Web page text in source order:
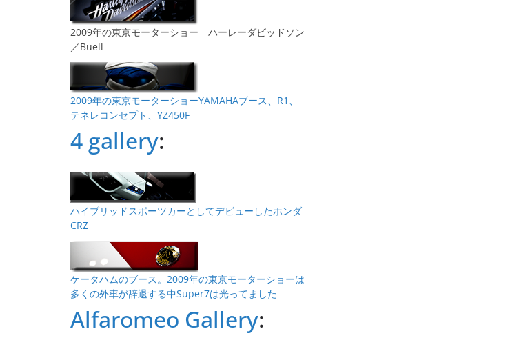
2009年の東京モーターショー ハーレーダビッドソン
／Buell
2009年の東京モーターショーYAMAHAブース、R1、
テネレコンセプト、YZ450F
4 gallery:
ハイブリッドスポーツカーとしてデビューしたホンダ
CRZ
ケータハムのブース。2009年の東京モーターショーは
多くの外車が辞退する中Super7は光ってました
Alfaromeo Gallery: